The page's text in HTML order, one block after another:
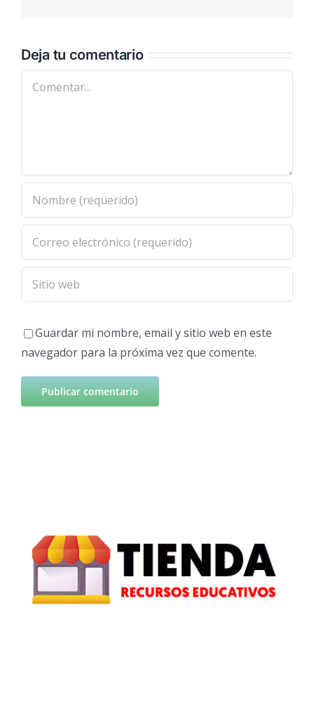
Deja tu comentario
Comentar
Guardar mi nombre, email y sitio web en este
navegador para la próxima vez que comente.